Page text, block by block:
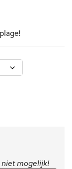
niet mogelijk!